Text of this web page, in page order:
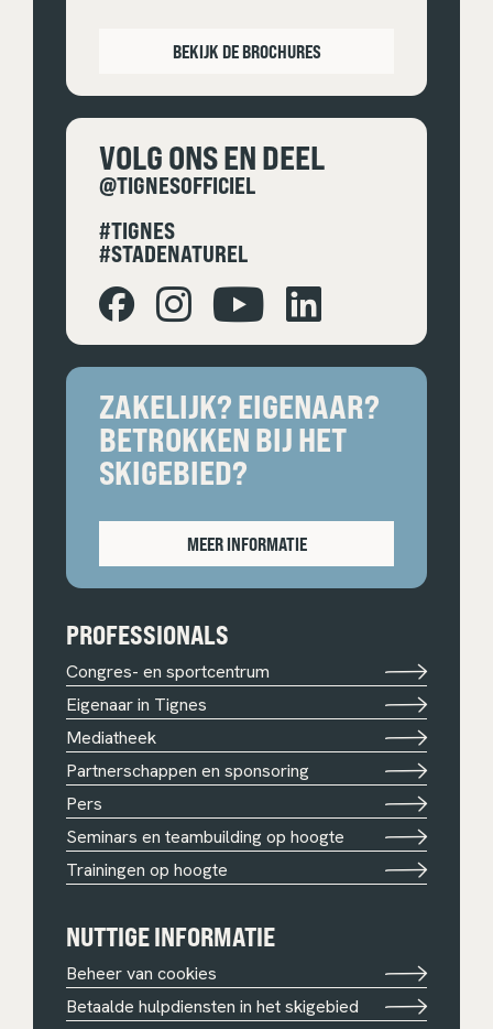
BEKIJK DE BROCHURES
VOLG ONS EN DEEL
@TIGNESOFFICIEL
#TIGNES
#STADENATUREL
ZAKELIJK? EIGENAAR?
BETROKKEN BIJ HET
SKIGEBIED?
MEER INFORMATIE
PROFESSIONALS
Congres- en sportcentrum
Eigenaar in Tignes
Mediatheek
Partnerschappen en sponsoring
Pers
Seminars en teambuilding op hoogte
Trainingen op hoogte
NUTTIGE INFORMATIE
Beheer van cookies
Betaalde hulpdiensten in het skigebied